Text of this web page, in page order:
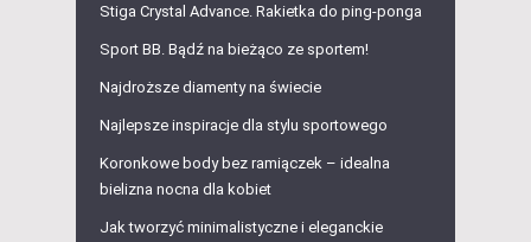
Stiga Crystal Advance. Rakietka do ping-ponga
Sport BB. Bądź na bieżąco ze sportem!
Najdroższe diamenty na świecie
Najlepsze inspiracje dla stylu sportowego
Koronkowe body bez ramiączek – idealna
bielizna nocna dla kobiet
Jak tworzyć minimalistyczne i eleganckie